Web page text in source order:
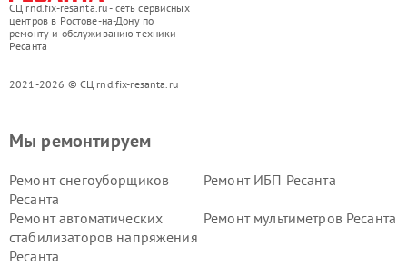
СЦ rnd.fix-resanta.ru - сеть сервисных
центров в Ростове-на-Дону по
ремонту и обслуживанию техники
Ресанта
2021-2026 © СЦ rnd.fix-resanta.ru
Мы ремонтируем
Ремонт снегоуборщиков
Ресанта
Ремонт ИБП Ресанта
Ремонт автоматических
стабилизаторов напряжения
Ресанта
Ремонт мультиметров Ресанта